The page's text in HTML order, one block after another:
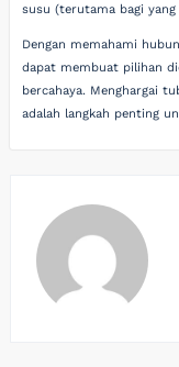
susu (terutama bagi
Dengan memahami
dapat membuat pilihan
bercahaya. Menghargai
adalah langkah penting